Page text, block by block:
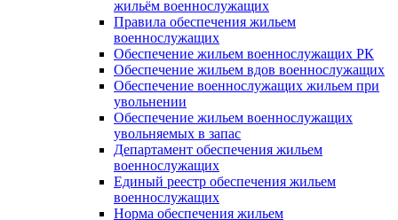
жильём военнослужащих
Правила обеспечения жильем
военнослужащих
Обеспечение жильем военнослужащих РК
Обеспечение жильем вдов военнослужащих
Обеспечение военнослужащих жильем при
увольнении
Обеспечение жильем военнослужащих
увольняемых в запас
Департамент обеспечения жильем
военнослужащих
Единый реестр обеспечения жильем
военнослужащих
Норма обеспечения жильем